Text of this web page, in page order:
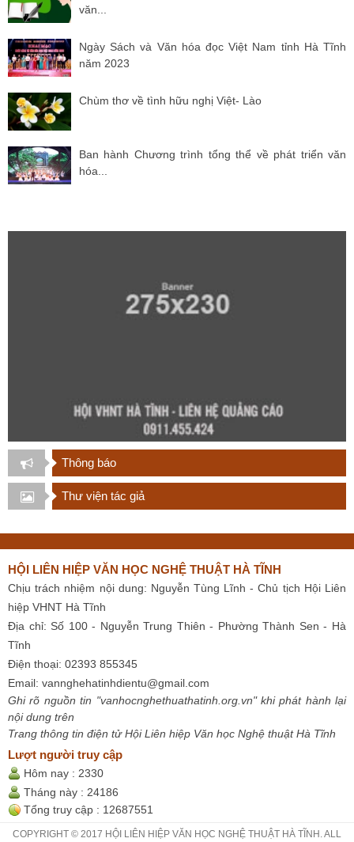
văn...
Ngày Sách và Văn hóa đọc Việt Nam tỉnh Hà Tĩnh
năm 2023
Chùm thơ về tình hữu nghị Việt- Lào
Ban hành Chương trình tổng thể về phát triển văn
hóa...
Thông báo
Thư viện tác giả
HỘI LIÊN HIỆP VĂN HỌC NGHỆ THUẬT HÀ TĨNH
Chịu trách nhiệm nội dung: Nguyễn Tùng Lĩnh - Chủ tịch Hội Liên
hiệp VHNT Hà Tĩnh
Địa chỉ: Số 100 - Nguyễn Trung Thiên - Phường Thành Sen - Hà
Tĩnh
Điện thoại: 02393 855345
Email: vannghehatinhdientu@gmail.com
Ghi rõ nguồn tin "vanhocnghethuathatinh.org.vn" khi phát hành lại
nội dung trên
Trang thông tin điện tử Hội Liên hiệp Văn học Nghệ thuật Hà Tĩnh
Lượt người truy cập
Hôm nay : 2330
Tháng này : 24186
Tổng truy cập : 12687551
COPYRIGHT © 2017 HỘI LIÊN HIỆP VĂN HỌC NGHỆ THUẬT HÀ TĨNH. ALL